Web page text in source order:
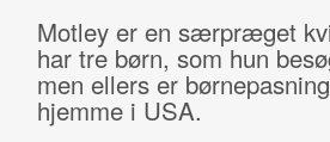
Motley er en særpræget
har tre børn, som hun
men ellers er
hjemme i USA.